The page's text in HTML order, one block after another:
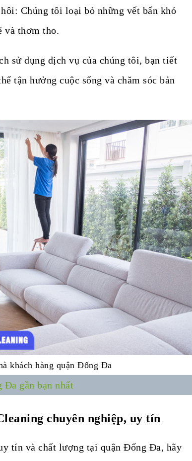
Chúng tôi loại bỏ những vết bẩn khó
và thơm tho.
sử dụng dịch vụ của chúng tôi, bạn tiết
tận hưởng cuộc sống và chăm sóc bản
khách hàng quận Đống Đa
gần bạn nhất
chuyên nghiệp, uy tín
tín và chất lượng tại quận Đống Đa, hãy